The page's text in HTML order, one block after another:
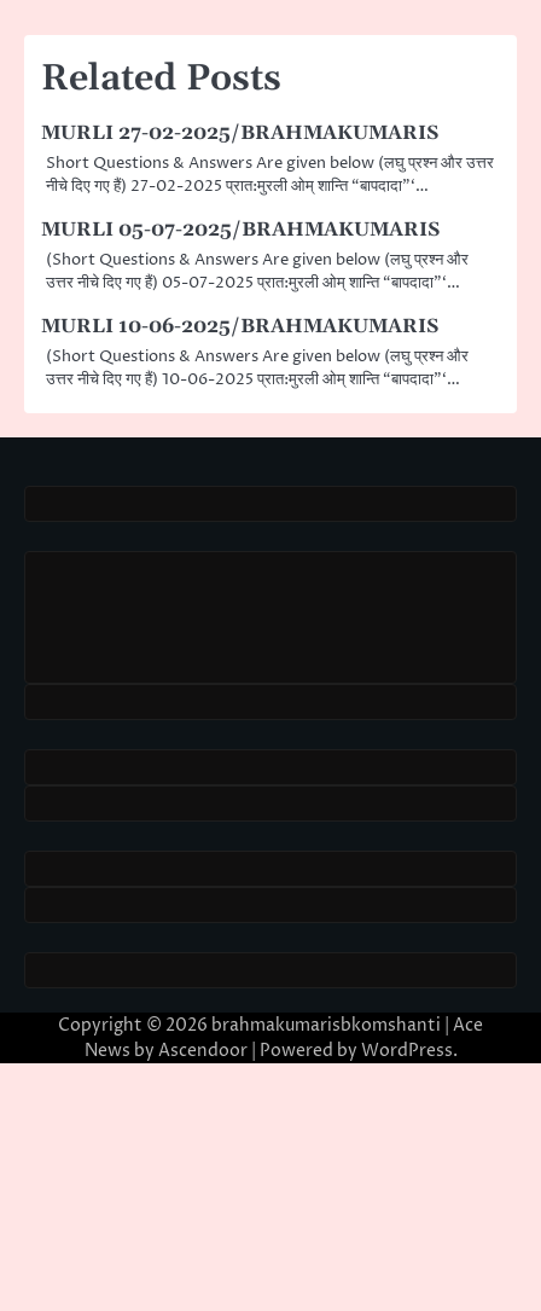
Related Posts
MURLI 27-02-2025/BRAHMAKUMARIS
Short Questions & Answers Are given below (लघु प्रश्न और उत्तर
नीचे दिए गए हैं) 27-02-2025 प्रात:मुरली ओम् शान्ति “बापदादा”‘…
MURLI 05-07-2025/BRAHMAKUMARIS
(Short Questions & Answers Are given below (लघु प्रश्न और
उत्तर नीचे दिए गए हैं) 05-07-2025 प्रात:मुरली ओम् शान्ति “बापदादा”‘…
MURLI 10-06-2025/BRAHMAKUMARIS
(Short Questions & Answers Are given below (लघु प्रश्न और
उत्तर नीचे दिए गए हैं) 10-06-2025 प्रात:मुरली ओम् शान्ति “बापदादा”‘…
Copyright © 2026 brahmakumarisbkomshanti | Ace
News by Ascendoor| Powered by WordPress.